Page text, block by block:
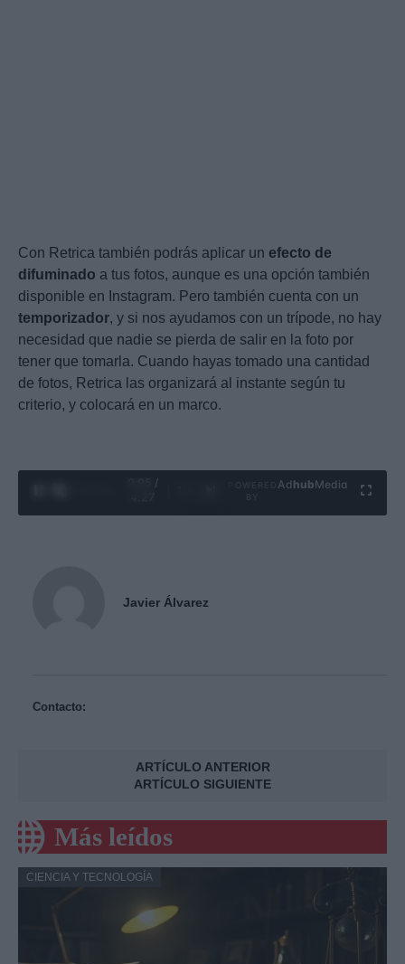
Con Retrica también podrás aplicar un efecto de
difuminado a tus fotos, aunque es una opción también
disponible en Instagram. Pero también cuenta con un
temporizador, y si nos ayudamos con un trípode, no hay
necesidad que nadie se pierda de salir en la foto por
tener que tomarla. Cuando hayas tomado una cantidad
de fotos, Retrica las organizará al instante según tu
criterio, y colocará en un marco.
0:06 /
Ad hubMedia
Javier Álvarez
Contacto:
ARTÍCULO ANTERIOR
ARTÍCULO SIGUIENTE
Más leídos
CIENCIA Y TECNOLOGÍA